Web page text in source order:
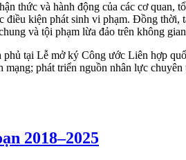
thức và hành động của các cơ quan,
kiện phát sinh vi phạm. Đồng
và tội phạm lừa đảo trên không
tại Lễ mở ký Công ước Liên hợp
phát triển nguồn nhân lực
2018–2025